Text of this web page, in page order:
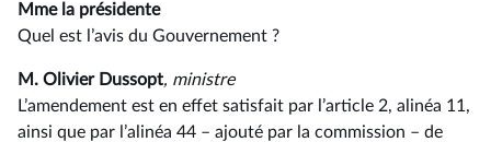
Mme la présidente
Quel est l’avis du Gouvernement ?
M. Olivier Dussopt, ministre
L’amendement est en effet satisfait par l’article 2, alinéa 11,
ainsi que par l’alinéa 44 –⁠ ajouté par la commission – de